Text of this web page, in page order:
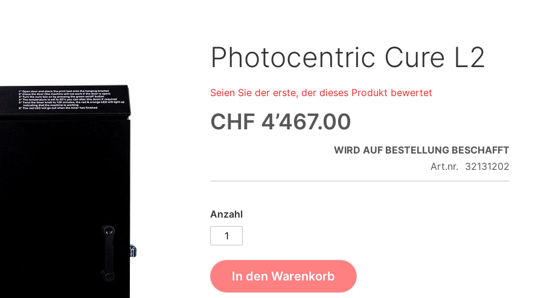
Photocentric Cure L2
Seien Sie der erste, der dieses Produkt bewertet
CHF 4’467.00
WIRD AUF BESTELLUNG BESCHAFFT
Art.nr.
32131202
Anzahl
In den Warenkorb